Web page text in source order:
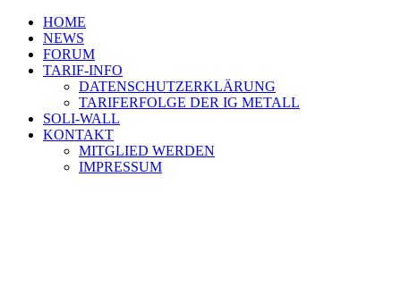
HOME
NEWS
FORUM
TARIF-INFO
DATENSCHUTZERKLÄRUNG
TARIFERFOLGE DER IG METALL
SOLI-WALL
KONTAKT
MITGLIED WERDEN
IMPRESSUM